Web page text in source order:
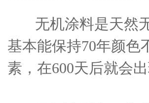
无机涂料是天然无
基本能保持70年颜色
素，在600天后就会